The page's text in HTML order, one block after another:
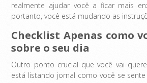
realmente ajudar você a ficar mais
portanto, você está mudando as
Checklist Apenas como
sobre o seu dia
Outro ponto crucial que você vai
está listando jornal como você se